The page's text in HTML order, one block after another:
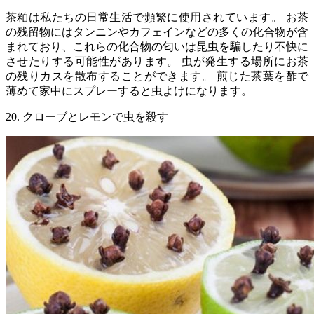
茶粕は私たちの日常生活で頻繁に使用されています。 お茶
の残留物にはタンニンやカフェインなどの多くの化合物が含
まれており、これらの化合物の匂いは昆虫を騙したり不快に
させたりする可能性があります。 虫が発生する場所にお茶
の残りカスを散布することができます。 煎じた茶葉を酢で
薄めて家中にスプレーすると虫よけになります。
20. クローブとレモンで虫を殺す